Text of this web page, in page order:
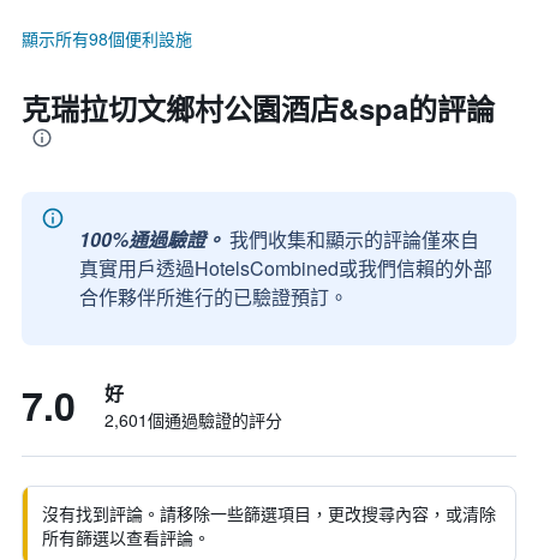
顯示所有98個便利設施
克瑞拉切文鄉村公園酒店&spa的評論
100%通過驗證。 我們收集和顯示的評論僅來自
真實用戶透過HotelsCombined或我們信賴的外部
合作夥伴所進行的已驗證預訂。
7.0 好
2,601個通過驗證的評分
沒有找到評論。請移除一些篩選項目，更改搜尋內容，或清除
所有篩選以查看評論。